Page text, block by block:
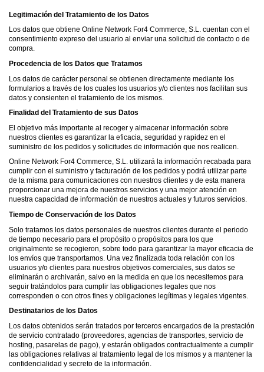
Legitimación del Tratamiento de los Datos
Los datos que obtiene Online Network For4 Commerce, S.L. cuentan con el
consentimiento expreso del usuario al enviar una solicitud de contacto o de
compra.
Procedencia de los Datos que Tratamos
Los datos de carácter personal se obtienen directamente mediante los
formularios a través de los cuales los usuarios y/o clientes nos facilitan sus
datos y consienten el tratamiento de los mismos.
Finalidad del Tratamiento de sus Datos
El objetivo más importante al recoger y almacenar información sobre
nuestros clientes es garantizar la eficacia, seguridad y rapidez en el
suministro de los pedidos y solicitudes de información que nos realicen.
Online Network For4 Commerce, S.L. utilizará la información recabada para
cumplir con el suministro y facturación de los pedidos y podrá utilizar parte
de la misma para comunicaciones con nuestros clientes y de esta manera
proporcionar una mejora de nuestros servicios y una mejor atención en
nuestra capacidad de información de nuestros actuales y futuros servicios.
Tiempo de Conservación de los Datos
Solo tratamos los datos personales de nuestros clientes durante el periodo
de tiempo necesario para el propósito o propósitos para los que
originalmente se recogieron, sobre todo para garantizar la mayor eficacia de
los envíos que transportamos. Una vez finalizada toda relación con los
usuarios y/o clientes para nuestros objetivos comerciales, sus datos se
eliminarán o archivarán, salvo en la medida en que los necesitemos para
seguir tratándolos para cumplir las obligaciones legales que nos
corresponden o con otros fines y obligaciones legítimas y legales vigentes.
Destinatarios de los Datos
Los datos obtenidos serán tratados por terceros encargados de la prestación
de servicio contratado (proveedores, agencias de transportes, servicio de
hosting, pasarelas de pago), y estarán obligados contractualmente a cumplir
las obligaciones relativas al tratamiento legal de los mismos y a mantener la
confidencialidad y secreto de la información.